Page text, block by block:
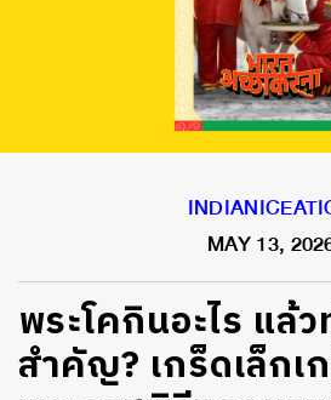
MAY 13,
พระโคกินอะไร แล้
สำคัญ? เกร็ดเล็กเ